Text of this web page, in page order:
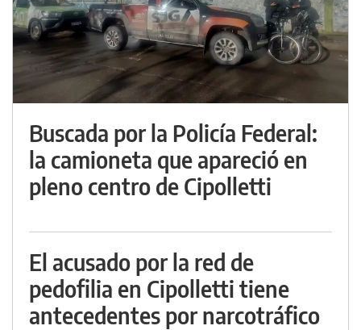
Buscada por la Policía Federal:
la camioneta que apareció en
pleno centro de Cipolletti
El acusado por la red de
pedofilia en Cipolletti tiene
antecedentes por narcotráfico